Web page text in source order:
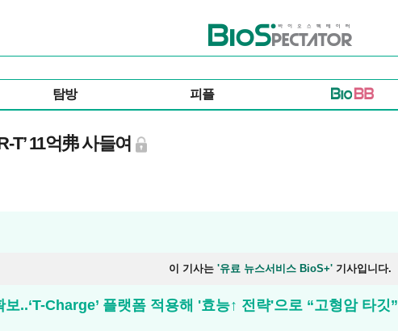
바이오스펙테이터
탐방 피플
T’ 11억弗 사들여
이 기사는 '유료 뉴스서비스 BioS+' 기사입니다.
..‘T-Charge’ 플랫폼 적용해 '효능↑ 전략'으로 “고형암 타깃”